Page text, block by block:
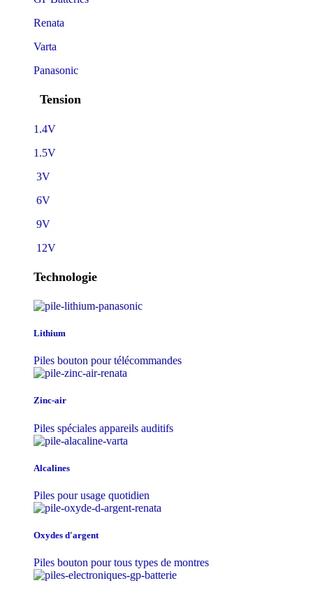
Renata
Varta
Panasonic
Tension
1.4V
1.5V
3V
6V
9V
12V
Technologie
Lithium
Piles bouton pour télécommandes
Zinc-air
Piles spéciales appareils auditifs
Alcalines
Piles pour usage quotidien
Oxydes d'argent
Piles bouton pour tous types de montres